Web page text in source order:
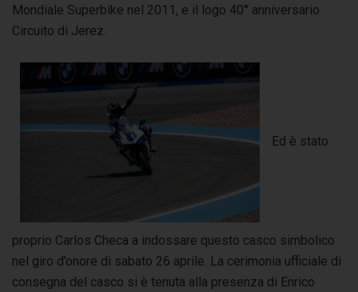
Mondiale Superbike nel 2011, e il logo 40° anniversario
Circuito di Jerez.
Ed è stato
proprio Carlos Checa a indossare questo casco simbolico
nel giro d’onore di sabato 26 aprile. La cerimonia ufficiale di
consegna del casco si è tenuta alla presenza di Enrico